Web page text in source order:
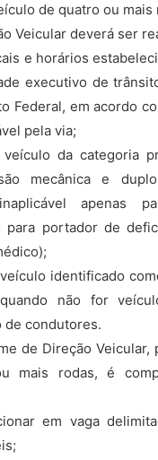
de quatro ou mais
Veicular deverá ser
e horários
executivo de
Federal, em acordo
pela via;
da categoria
mecânica e
apenas
para portador de
identificado
não for
de condutores.
de Direção Veicular,
mais rodas, é
em vaga